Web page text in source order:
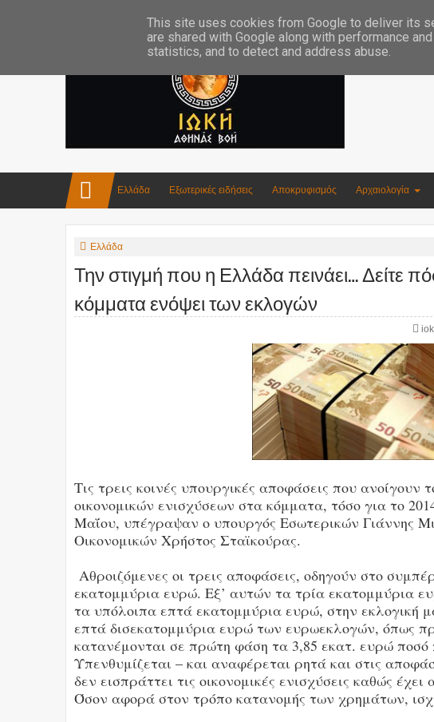
Ελλάδα Εξωτερικές ειδήσεις Αποκρυφισμός Αρχαιολογία
Ελλάδα
Την στιγμή που η Ελλάδα πεινάει… Δείτε
κόμματα ενόψει των εκλογών
Τις τρεις κοινές υπουργικές αποφάσεις που
οικονομικών ενισχύσεων στα κόμματα, τόσο για το
Μαΐου, υπέγραψαν ο υπουργός Εσωτερικών Γιάννης
Οικονομικών Χρήστος Σταϊκούρας.
Αθροιζόμενες οι τρεις αποφάσεις, οδηγούν στο
εκατομμύρια ευρώ. Εξ’ αυτών τα τρία εκατομμύρια
τα υπόλοιπα επτά εκατομμύρια ευρώ, στην εκλογική
επτά δισεκατομμύρια ευρώ των ευρωεκλογών, όπως
κατανέμονται σε πρώτη φάση τα 3,85 εκατ. ευρώ ποσό
Υπενθυμίζεται – και αναφέρεται ρητά και στις
δεν εισπράττει τις οικονομικές ενισχύσεις καθώς
Όσον αφορά στον τρόπο κατανομής των χρημάτων,
This site uses cookies from Google to deliver its
are shared with Google along with performance
statistics, and to detect and address abuse.